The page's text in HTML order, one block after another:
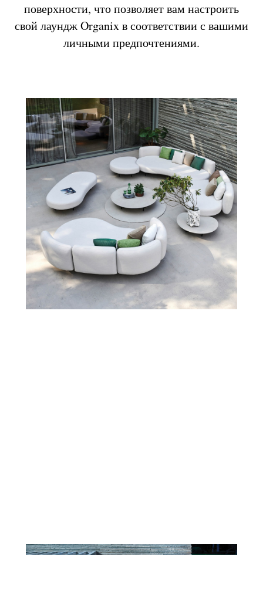
поверхности, что позволяет вам настроить
свой лаундж Organix в соответствии с вашими
личными предпочтениями.